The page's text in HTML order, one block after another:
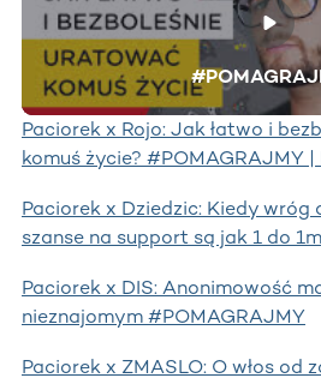
Paciorek x Rojo: Jak łatwo i
komuś życie? #POMAGRAJMY
Paciorek x Dziedzic: Kiedy wróg
szanse na support są jak 1 do
Paciorek x DIS: Anonimowość
nieznajomym #POMAGRAJMY
Paciorek x ZMASLO: O włos od